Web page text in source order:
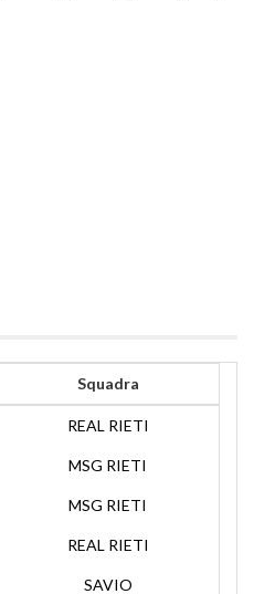
Squadra
REAL RIETI
MSG RIETI
MSG RIETI
REAL RIETI
SAVIO